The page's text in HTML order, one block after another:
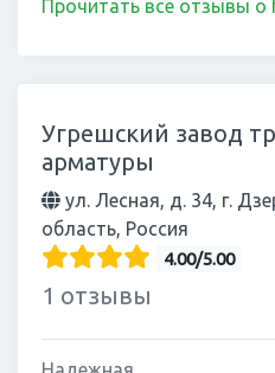
Прочитать все отзывы о
Угрешский завод
арматуры
ул. Лесная, д. 34, г.
область, Россия
4.00/5.00
1 отзывы